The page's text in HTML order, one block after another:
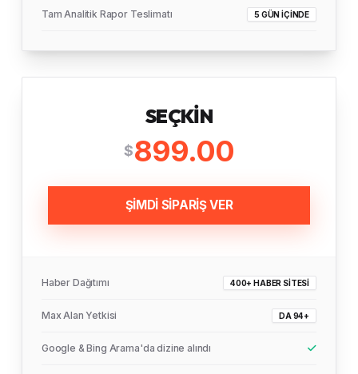
Tam Analitik Rapor Teslimatı 5 GÜN İÇINDE
SEÇKIN
$899.00
ŞİMDİ SİPARİŞ VER
Haber Dağıtımı 400+ HABER SITESI
Max Alan Yetkisi DA 94+
Google & Bing Arama'da dizine alındı